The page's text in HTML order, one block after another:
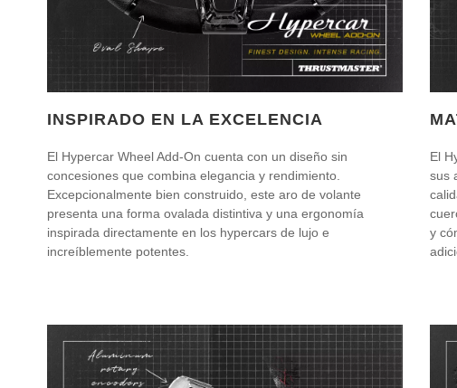
INSPIRADO EN LA EXCELENCIA
El Hypercar Wheel Add-On cuenta con un diseño sin
concesiones que combina elegancia y rendimiento.
Excepcionalmente bien construido, este aro de volante
presenta una forma ovalada distintiva y una ergonomía
inspirada directamente en los hypercars de lujo e
increíblemente potentes.
El
sus
y